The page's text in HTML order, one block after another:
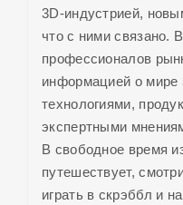
3D-индустрией,
что с ними связано.
профессионалов
информацией о мире
технологиями,
экспертными
В свободное время
путешествует,
играть в скрэббл и